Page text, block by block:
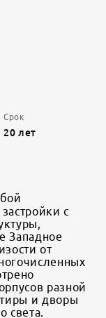
Срок
20 лет
с
Западное
от
разной
и дворы
света.